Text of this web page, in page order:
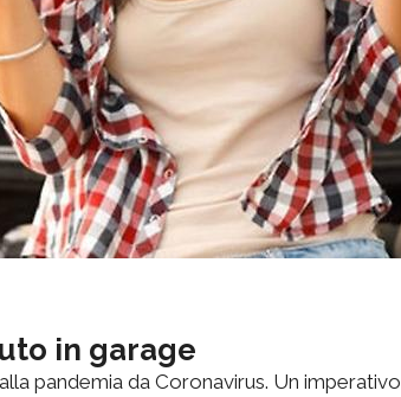
in garage
pandemia da Coronavirus. Un imperativo